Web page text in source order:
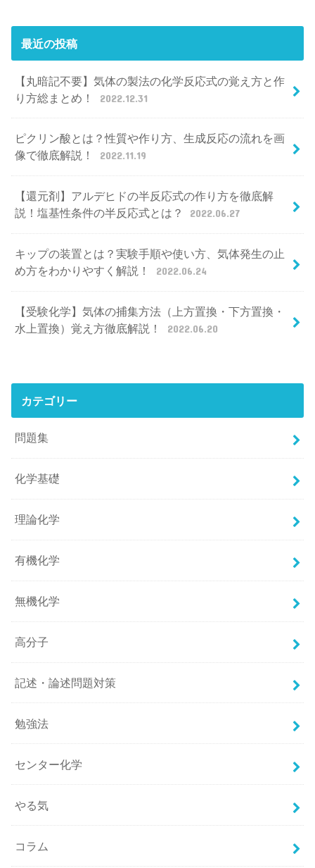
最近の投稿
【丸暗記不要】気体の製法の化学反応式の覚え方と作
り方総まとめ！
2022.12.31
ピクリン酸とは？性質や作り方、生成反応の流れを画
像で徹底解説！
2022.11.19
【還元剤】アルデヒドの半反応式の作り方を徹底解
説！塩基性条件の半反応式とは？
2022.06.27
キップの装置とは？実験手順や使い方、気体発生の止
め方をわかりやすく解説！
2022.06.24
【受験化学】気体の捕集方法（上方置換・下方置換・
水上置換）覚え方徹底解説！
2022.06.20
カテゴリー
問題集
化学基礎
理論化学
有機化学
無機化学
高分子
記述・論述問題対策
勉強法
センター化学
やる気
コラム